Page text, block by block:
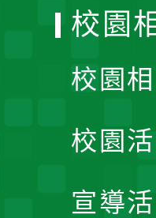
校園
校園
校園
宣導